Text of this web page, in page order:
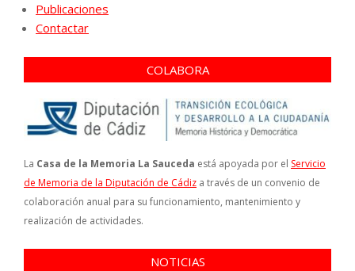
Publicaciones
Contactar
COLABORA
La Casa de la Memoria La Sauceda está apoyada por el Servicio
de Memoria de la Diputación de Cádiz a través de un convenio de
colaboración anual para su funcionamiento, mantenimiento y
realización de actividades.
NOTICIAS